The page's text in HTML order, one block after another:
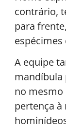
contrário,
para
A equipe
mandíbula
no mesmo
pertença à